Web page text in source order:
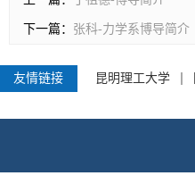
下一篇： 张科-力学系博导简介
友情链接 昆明理工大学